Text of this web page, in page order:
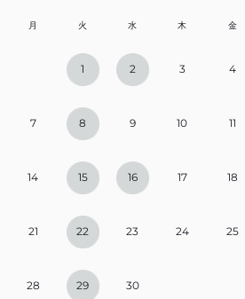
月 火 水 木 金
1 2 3 4
7 8 9 10 11
14 15 16 17 18
21 22 23 24 25
28 29 30